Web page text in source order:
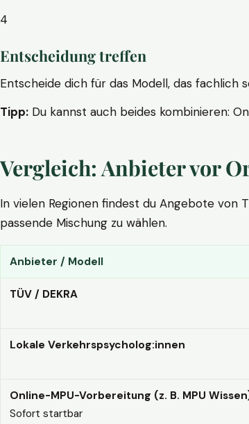
4
Entscheidung treffen
Entscheide dich für das Modell, das fachlich
Tipp: Du kannst auch beides kombinieren:
Vergleich: Anbieter vor
In vielen Regionen findest du Angebote von
passende Mischung zu wählen.
Anbieter / Modell
TÜV / DEKRA
Lokale Verkehrspsycholog:innen
Online-MPU-Vorbereitung (z. B. MPU
Sofort startbar